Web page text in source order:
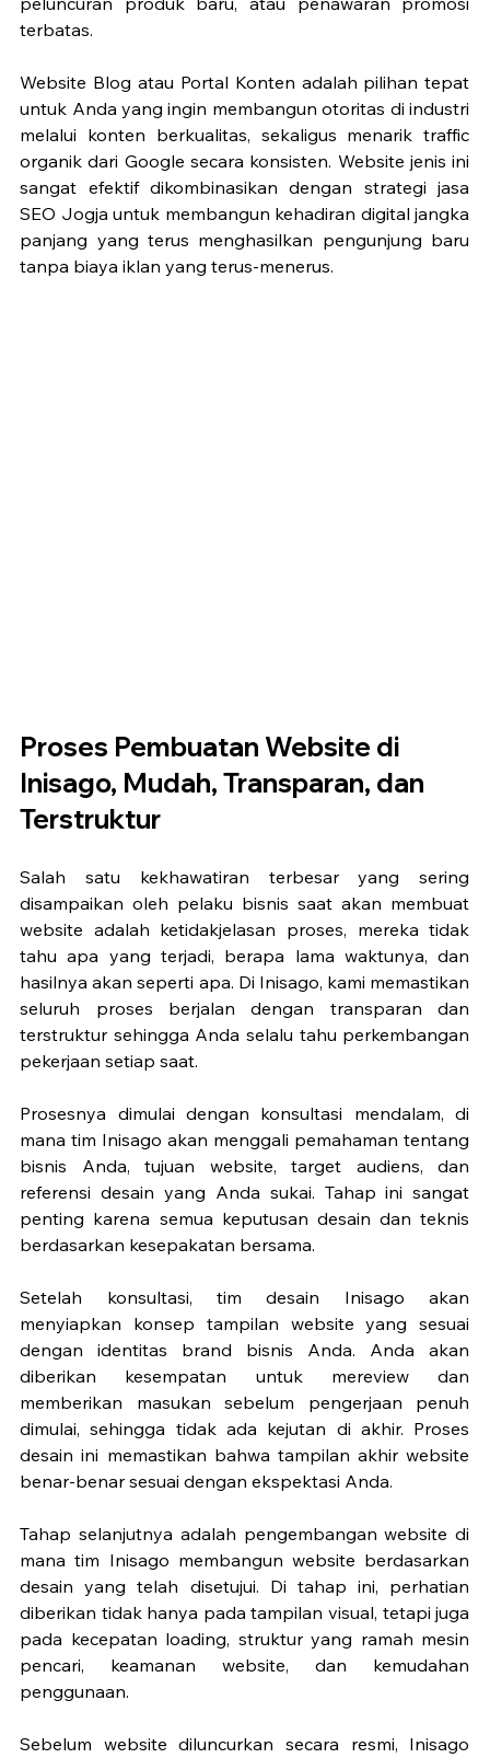
terbatas.
Website Blog atau Portal Konten adalah pilihan tepat
untuk Anda yang ingin membangun otoritas di industri
melalui konten berkualitas, sekaligus menarik traffic
organik dari Google secara konsisten. Website jenis ini
sangat efektif dikombinasikan dengan strategi jasa
SEO Jogja untuk membangun kehadiran digital jangka
panjang yang terus menghasilkan pengunjung baru
tanpa biaya iklan yang terus-menerus.
Proses Pembuatan Website di
Inisago, Mudah, Transparan, dan
Terstruktur
Salah satu kekhawatiran terbesar yang sering
disampaikan oleh pelaku bisnis saat akan membuat
website adalah ketidakjelasan proses, mereka tidak
tahu apa yang terjadi, berapa lama waktunya, dan
hasilnya akan seperti apa. Di Inisago, kami memastikan
seluruh proses berjalan dengan transparan dan
terstruktur sehingga Anda selalu tahu perkembangan
pekerjaan setiap saat.
Prosesnya dimulai dengan konsultasi mendalam, di
mana tim Inisago akan menggali pemahaman tentang
bisnis Anda, tujuan website, target audiens, dan
referensi desain yang Anda sukai. Tahap ini sangat
penting karena semua keputusan desain dan teknis
berdasarkan kesepakatan bersama.
Setelah konsultasi, tim desain Inisago akan
menyiapkan konsep tampilan website yang sesuai
dengan identitas brand bisnis Anda. Anda akan
diberikan kesempatan untuk mereview dan
memberikan masukan sebelum pengerjaan penuh
dimulai, sehingga tidak ada kejutan di akhir. Proses
desain ini memastikan bahwa tampilan akhir website
benar-benar sesuai dengan ekspektasi Anda.
Tahap selanjutnya adalah pengembangan website di
mana tim Inisago membangun website berdasarkan
desain yang telah disetujui. Di tahap ini, perhatian
diberikan tidak hanya pada tampilan visual, tetapi juga
pada kecepatan loading, struktur yang ramah mesin
pencari, keamanan website, dan kemudahan
penggunaan.
Sebelum website diluncurkan secara resmi, Inisago